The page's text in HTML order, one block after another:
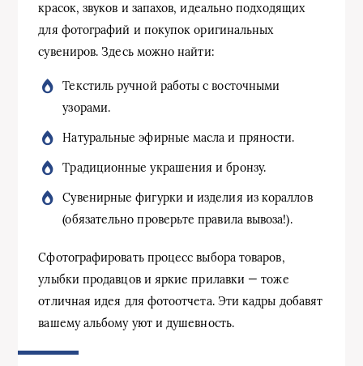
красок, звуков и запахов, идеально подходящих
для фотографий и покупок оригинальных
сувениров. Здесь можно найти:
Текстиль ручной работы с восточными
узорами.
Натуральные эфирные масла и пряности.
Традиционные украшения и бронзу.
Сувенирные фигурки и изделия из кораллов
(обязательно проверьте правила вывоза!).
Сфотографировать процесс выбора товаров,
улыбки продавцов и яркие прилавки — тоже
отличная идея для фотоотчета. Эти кадры добавят
вашему альбому уют и душевность.